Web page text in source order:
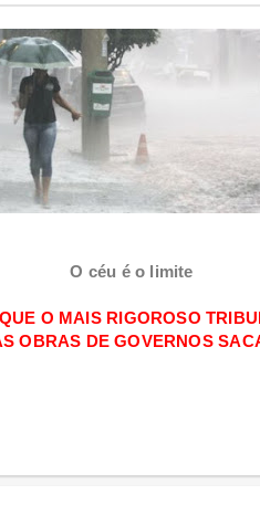
O céu é o limite
O MAIS RIGOROSO
OBRAS DE GOVERNOS